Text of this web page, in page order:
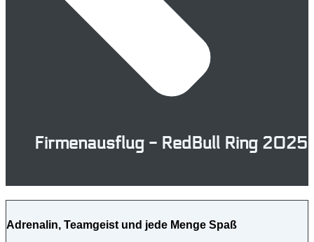
Firmenausflug - RedBull Ring 2025
Adrenalin, Teamgeist und jede Menge Spaß